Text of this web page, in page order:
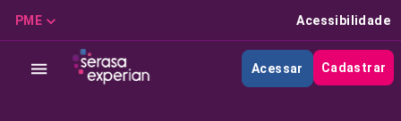
PME Acessibilidade
Acessar Cadastrar